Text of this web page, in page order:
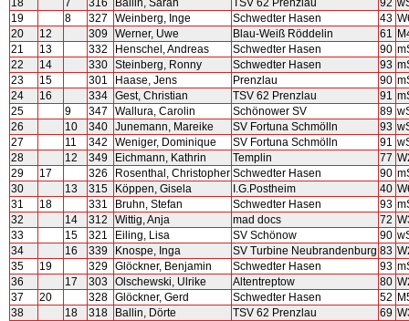
18
7 316 Ballin, Sarah TSV 62 Prenzlau 92
19
8 327 Weinberg, Inge Schwedter Hasen 43
20
12 309 Werner, Uwe Blau-Weiß Röddelin 61
21
13 332 Henschel, Andreas Schwedter Hasen 90
22
14 330 Steinberg, Ronny Schwedter Hasen 93
23
15 301 Haase, Jens Prenzlau 90
24
16 334 Gest, Christian TSV 62 Prenzlau 91
25
9 347 Wallura, Carolin Schönower SV 89
26
10 340 Junemann, Mareike SV Fortuna Schmölln 93
27
11 342 Weniger, Dominique SV Fortuna Schmölln 91
28
12 349 Eichmann, Kathrin Templin 77
29
17 326 Rosenthal, Christopher Schwedter Hasen 90
30
13 315 Köppen, Gisela I.G.Postheim 40
31
18 331 Bruhn, Stefan Schwedter Hasen 93
32
14 312 Wittig, Anja mad docs 72
33
15 321 Eiling, Lisa SV Schönow 90
34
16 339 Knospe, Inga SV Turbine Neubrandenburg 83
35
19 329 Glöckner, Benjamin Schwedter Hasen 93
36
17 303 Olschewski, Ulrike Altentreptow 80
37
20 328 Glöckner, Gerd Schwedter Hasen 52
38
18 318 Ballin, Dörte TSV 62 Prenzlau 69